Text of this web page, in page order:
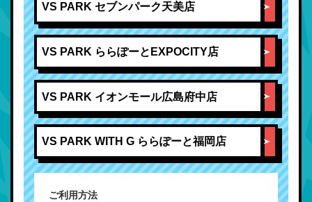
VS PARK セブンパーク天美店
VS PARK ららぽーとEXPOCITY店
VS PARK イオンモール広島府中店
VS PARK WITH G ららぽーと福岡店
ご利用方法